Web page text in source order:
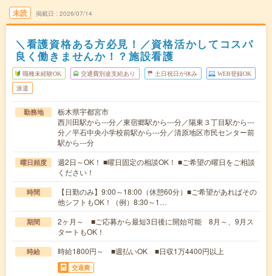
未読 掲載日 2026/07/14
＼看護資格ある方必見！／資格活かしてコスパ
良く働きませんか！？施設看護
職種未経験OK 交通費別途支給あり 土日祝日が休み WEB登録OK
派遣
勤務地
栃木県宇都宮市
西川田駅から---分／東宿郷駅から---分／陽東３丁目駅から---
分／平石中央小学校前駅から---分／清原地区市民センター前
駅から---分
曜日頻度
週2日～OK！ ■曜日固定の相談OK！ ■ご希望の曜日をご相談
ください！
時間
【日勤のみ】9:00～18:00（休憩60分）■ご希望があればその
他シフトもOK！（例）8:30～1…
期間
2ヶ月～ ■ご応募から最短3日後に開始可能 8月～、9月ス
タートもOK！
時給 時給1800円～ ■週払いOK ■日収1万4400円以上
交通費